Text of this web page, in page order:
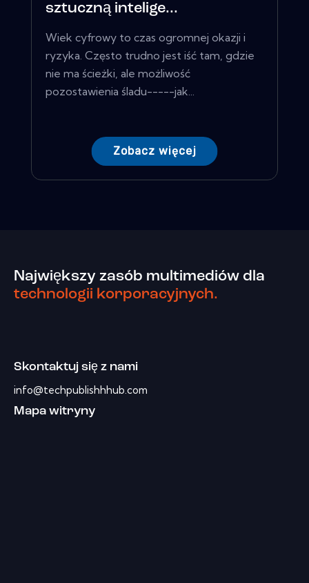
sztuczną intelige...
Wiek cyfrowy to czas ogromnej okazji i
ryzyka. Często trudno jest iść tam, gdzie
nie ma ścieżki, ale możliwość
pozostawienia śladu-----jak...
Zobacz więcej
Największy zasób multimediów dla
technologii korporacyjnych.
Skontaktuj się z nami
info@techpublishhhub.com
Mapa witryny